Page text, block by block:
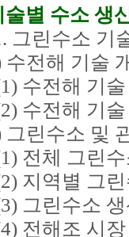
술별 수소 생
그린수소 기
전해 기술
수전해 기술
수전해 기술
린수소 및
전체 그린수
지역별 그린
그린수소 생
전해조 시장